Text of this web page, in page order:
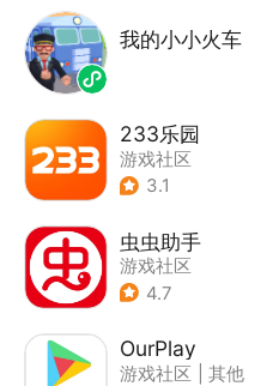
我的小小火车
233乐园
游戏社区
3.1
虫虫助手
游戏社区
4.7
OurPlay
游戏社区
其他